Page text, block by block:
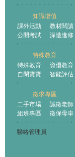
知識增值
課外活動
教材閱讀
公開考試
深造進修
特殊教育
特殊教育
資優教育
自閉寶寶
智能評估
徵求專區
二手市場
誠徵老師
組班專區
徵保母車
聯絡管理員